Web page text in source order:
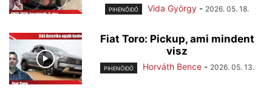
PIHENŐIDŐ Vida György - 2026. 05. 18.
Fiat Toro: Pickup, ami mindent
visz
PIHENŐIDŐ Horváth Bence - 2026. 05. 13.